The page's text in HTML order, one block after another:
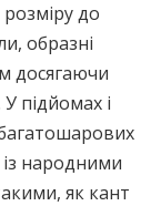
до
образні
досягаючи
підйомах і
народними
як кант